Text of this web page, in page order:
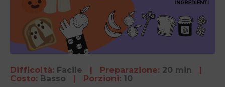
Difficoltà: Facile | Preparazione: 20 min
|
Costo: Basso | Porzioni: 10